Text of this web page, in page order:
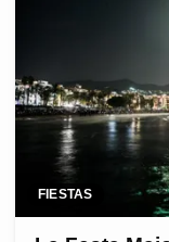
FIESTAS